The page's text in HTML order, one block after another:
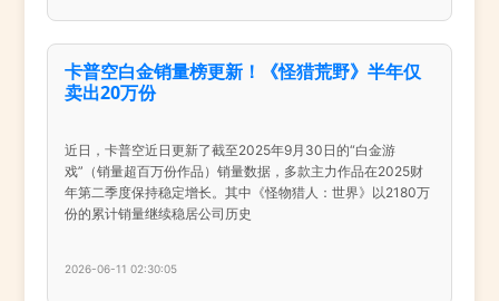
卡普空白金销量榜更新！《怪猎荒野》半年仅
卖出20万份
近日，卡普空近日更新了截至2025年9月30日的“白金游
戏”（销量超百万份作品）销量数据，多款主力作品在2025财
年第二季度保持稳定增长。其中《怪物猎人：世界》以2180万
份的累计销量继续稳居公司历史
2026-06-11 02:30:05